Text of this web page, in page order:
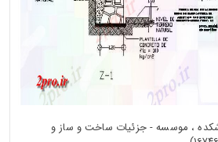
، موسسه - جزئیات ساخت و ساز و